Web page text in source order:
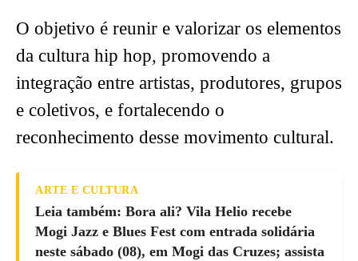
O objetivo é reunir e valorizar os elementos
da cultura hip hop, promovendo a
integração entre artistas, produtores, grupos
e coletivos, e fortalecendo o
reconhecimento desse movimento cultural.
ARTE E CULTURA
Leia também: Bora ali? Vila Helio recebe
Mogi Jazz e Blues Fest com entrada solidária
neste sábado (08), em Mogi das Cruzes; assista